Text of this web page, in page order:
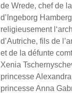
de Wrede, chef de
d’Ingeborg
religieusement
d’Autriche, fils de
et de la défunte
Xenia
princesse
princesse Anna